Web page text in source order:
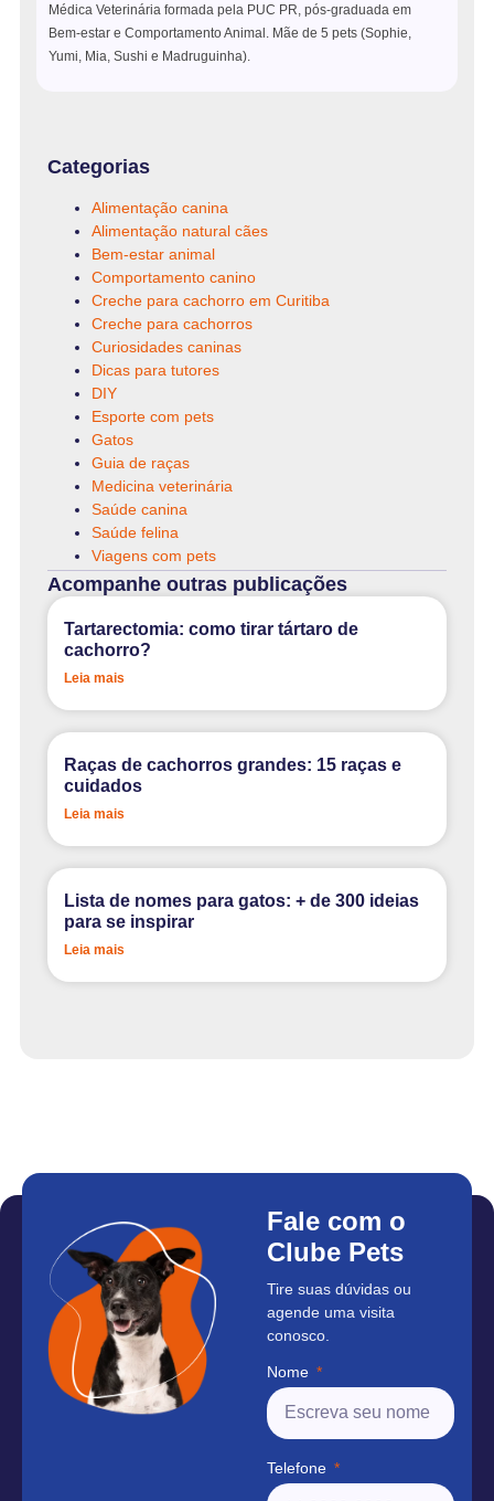
Médica Veterinária formada pela PUC PR, pós-graduada em
Bem-estar e Comportamento Animal. Mãe de 5 pets (Sophie,
Yumi, Mia, Sushi e Madruguinha).
Categorias
Alimentação canina
Alimentação natural cães
Bem-estar animal
Comportamento canino
Creche para cachorro em Curitiba
Creche para cachorros
Curiosidades caninas
Dicas para tutores
DIY
Esporte com pets
Gatos
Guia de raças
Medicina veterinária
Saúde canina
Saúde felina
Viagens com pets
Acompanhe outras publicações
Tartarectomia: como tirar tártaro de
cachorro?
Leia mais
Raças de cachorros grandes: 15 raças e
cuidados
Leia mais
Lista de nomes para gatos: + de 300 ideias
para se inspirar
Leia mais
Fale com o
Clube Pets
Tire suas dúvidas ou
agende uma visita
conosco.
Nome
Telefone